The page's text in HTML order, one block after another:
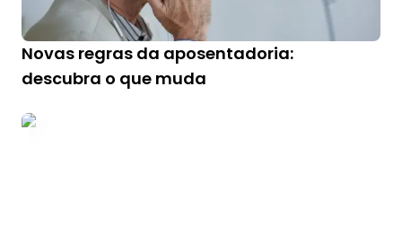
Novas regras da aposentadoria:
descubra o que muda